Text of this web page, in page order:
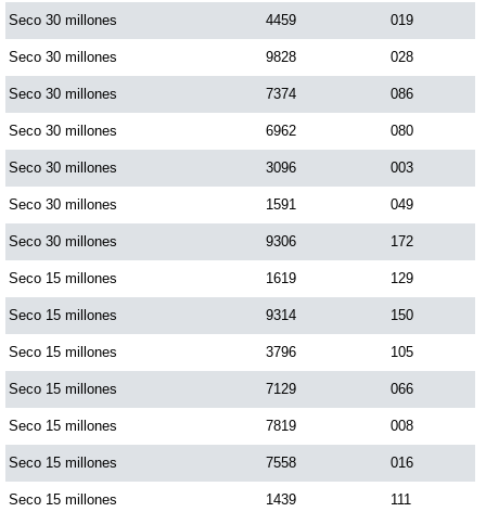
Paisita Día
Paisita Noche
Paisita 3
Pick 3 Día
Pick 3 Noche
Pick 4 Día
Pick 4 Noche
Seco 30 millones 4459 019
Seco 30 millones 9828 028
Seco 30 millones 7374 086
Seco 30 millones 6962 080
Seco 30 millones 3096 003
Seco 30 millones 1591 049
Seco 30 millones 9306 172
Seco 15 millones 1619 129
Seco 15 millones 9314 150
Seco 15 millones 3796 105
Seco 15 millones 7129 066
Seco 15 millones 7819 008
Seco 15 millones 7558 016
Seco 15 millones 1439 111